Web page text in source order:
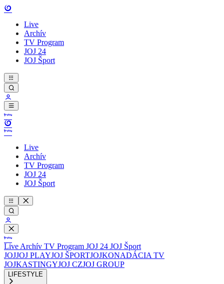
Live
Archív
TV Program
JOJ 24
JOJ Šport
Live
Archív
TV Program
JOJ 24
JOJ Šport
Live Archív TV Program JOJ 24 JOJ Šport
JOJJOJ PLAYJOJ ŠPORTJOJKONADÁCIA TV
JOJKASTINGYJOJ CZJOJ GROUP
LIFESTYLE